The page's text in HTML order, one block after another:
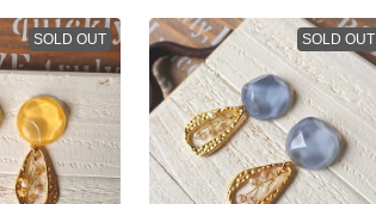
SOLD OUT SOLD OUT